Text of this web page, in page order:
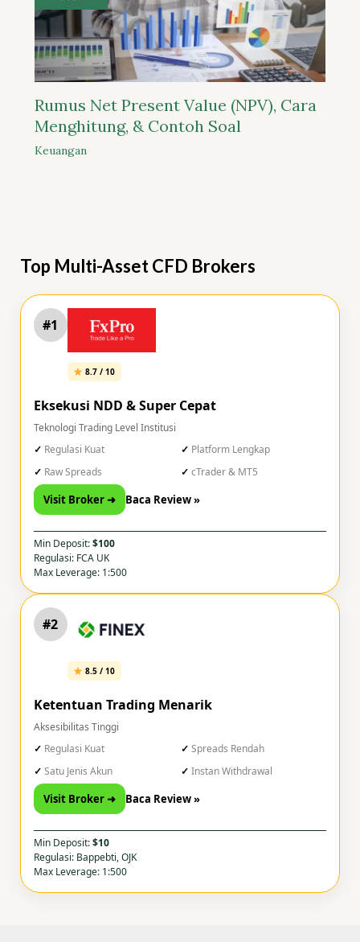
Rumus Net Present Value (NPV), Cara
Menghitung, & Contoh Soal
Keuangan
Top Multi-Asset CFD Brokers
#1
8.7 / 10
Eksekusi NDD & Super Cepat
Teknologi Trading Level Institusi
Regulasi Kuat
Platform Lengkap
Raw Spreads
cTrader & MT5
Visit Broker ➜ Baca Review »
Min Deposit:$100
Regulasi: FCA UK
Max Leverage: 1:500
#2
8.5 / 10
Ketentuan Trading Menarik
Aksesibilitas Tinggi
Regulasi Kuat
Spreads Rendah
Satu Jenis Akun
Instan Withdrawal
Visit Broker ➜ Baca Review »
Min Deposit:$10
Regulasi: Bappebti, OJK
Max Leverage: 1:500